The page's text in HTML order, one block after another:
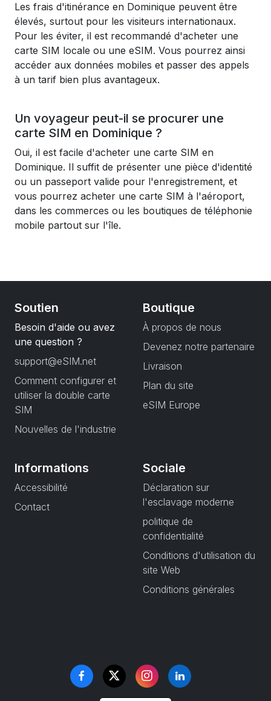
Les frais d'itinérance en Dominique peuvent être
élevés, surtout pour les visiteurs internationaux.
Pour les éviter, il est recommandé d'acheter une
carte SIM locale ou une eSIM. Vous pourrez ainsi
accéder aux données mobiles et passer des appels
à un tarif bien plus avantageux.
Un voyageur peut-il se procurer une
carte SIM en Dominique ?
Oui, il est facile d'acheter une carte SIM en
Dominique. Il suffit de présenter une pièce d'identité
ou un passeport valide pour l'enregistrement, et
vous pourrez acheter une carte SIM à l'aéroport,
dans les commerces ou les boutiques de téléphonie
mobile partout sur l'île.
Soutien
Besoin d'aide ou avez
une question ?
support@eSIM.net
Comment configurer et
utiliser la double carte
SIM
Nouvelles de l'industrie
Boutique
À propos de nous
Devenez notre partenaire
Livraison
Plan du site
eSIM Europe
Informations
Accessibilité
Contact
Sociale
Déclaration sur
l'esclavage moderne
politique de
confidentialité
Conditions d'utilisation du
site Web
Conditions générales